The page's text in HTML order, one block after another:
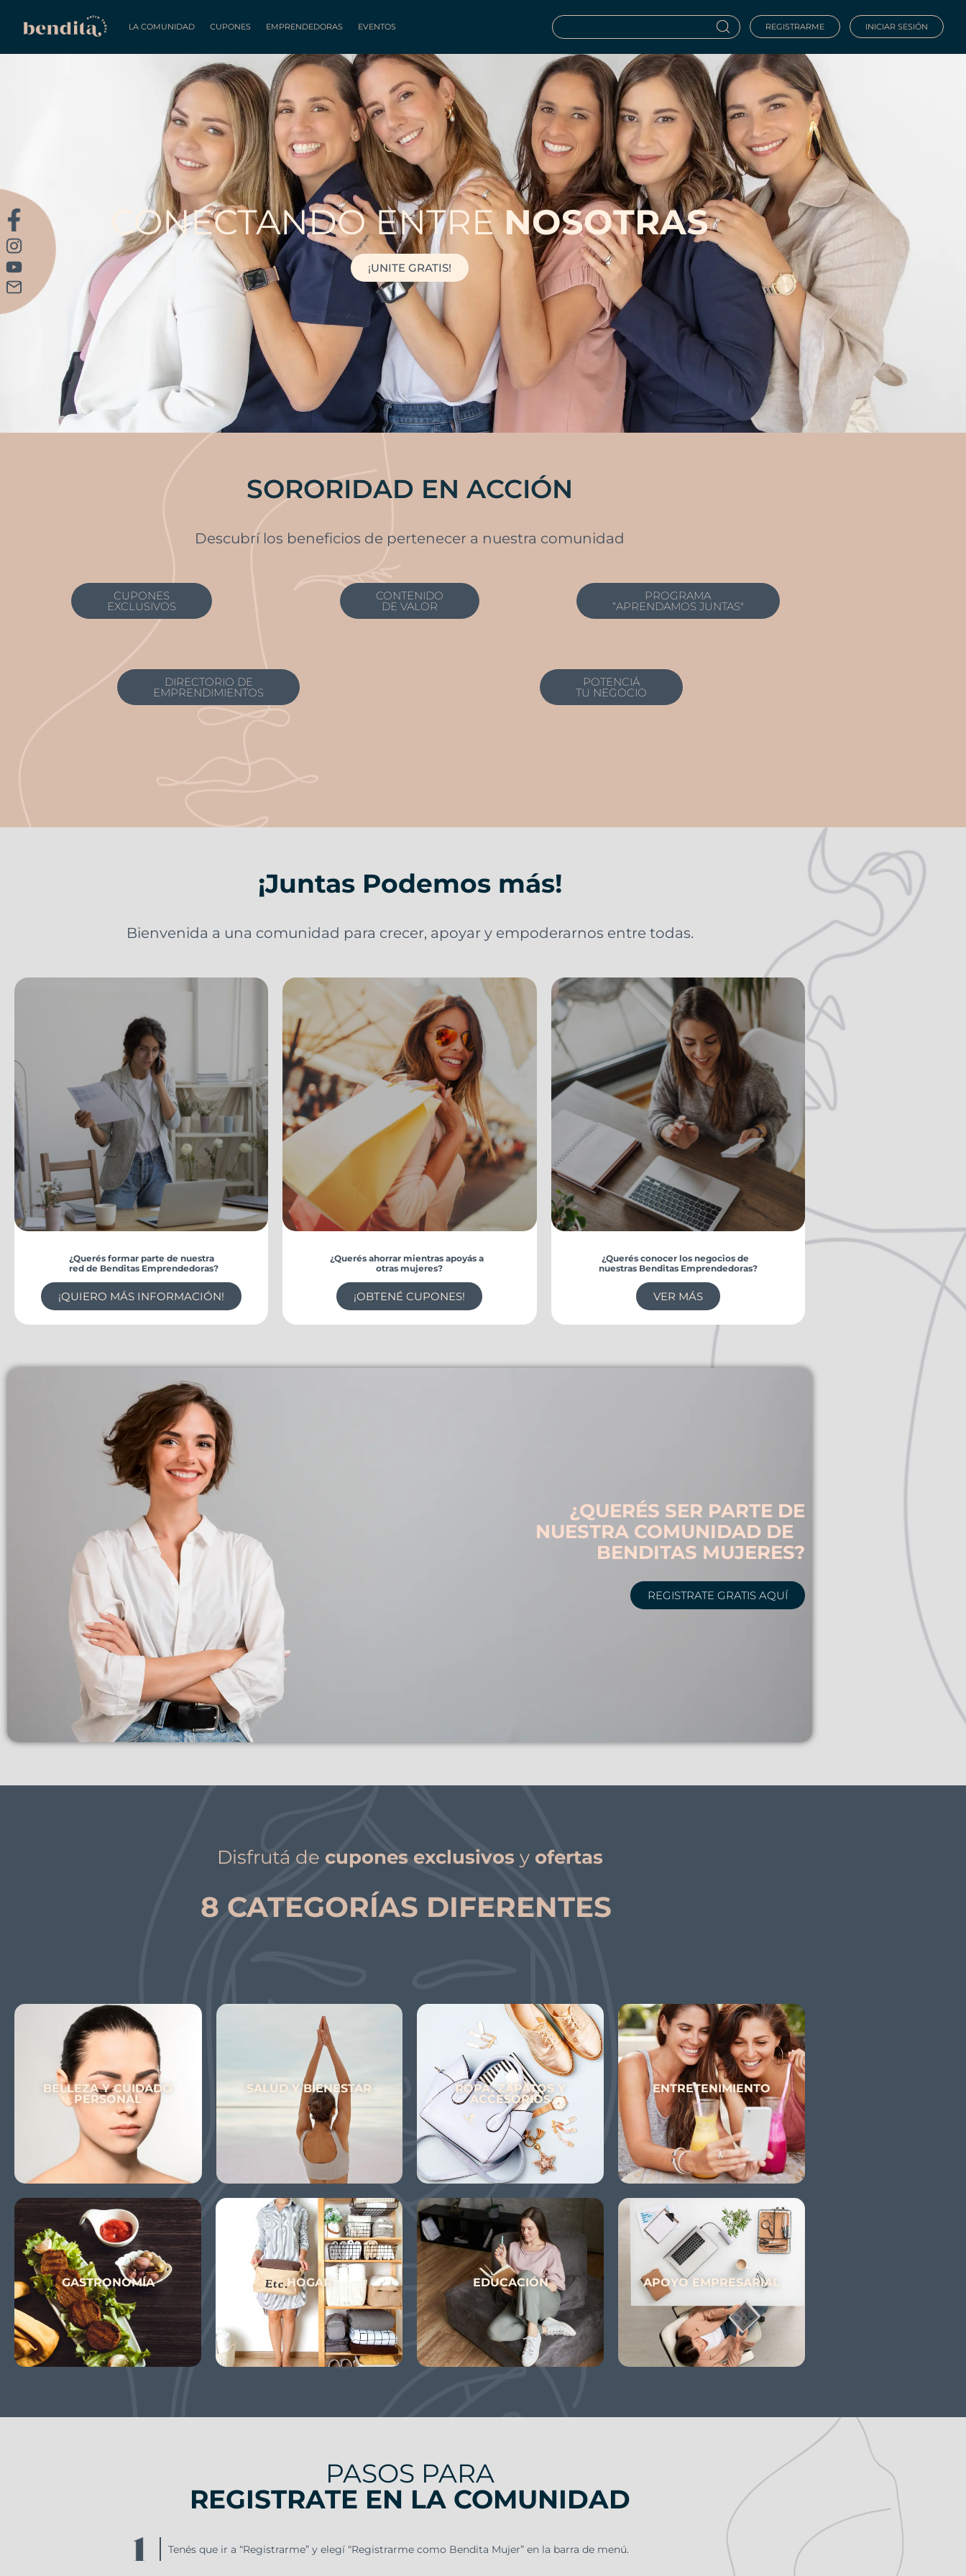
LA COMUNIDAD CUPONES EMPRENDEDORAS EVENTOS REGISTRARME INICIAR SESIÓN
CONECTANDO ENTRENOSOTRAS
¡UNITE GRATIS!
SORORIDAD EN ACCIÓN
Descubrí los beneficios de pertenecer a nuestra comunidad
CUPONES
EXCLUSIVOS
CONTENIDO
DE VALOR
PROGRAMA
“APRENDAMOS JUNTAS"
DIRECTORIO DE
EMPRENDIMIENTOS
POTENCIÁ
TU NEGOCIO
¡Juntas Podemos más!
Bienvenida a una comunidad para crecer, apoyar y empoderarnos entre todas.
¿Querés formar parte de nuestra
red de Benditas Emprendedoras?
¡QUIERO MÁS INFORMACIÓN!
¿Querés ahorrar mientras apoyás a
otras mujeres?
¡OBTENÉ CUPONES!
¿Querés conocer los negocios de
nuestras Benditas Emprendedoras?
VER MÁS
¿QUERÉS SER PARTE DE
NUESTRA COMUNIDAD DE
BENDITAS MUJERES?
REGISTRATE GRATIS AQUÍ
Disfrutá de cupones exclusivos y ofertas
8 CATEGORÍAS DIFERENTES
BELLEZA Y CUIDADO
PERSONAL
SALUD Y BIENESTAR ROPA, ZAPATOS Y
ACCESORIOS
ENTRETENIMIENTO
GASTRONOMÍA HOGAR EDUCACIÓN APOYO EMPRESARIAL
PASOS PARA
REGISTRATE EN LA COMUNIDAD
Tenés que ir a “Registrarme” y elegí “Registrarme como Bendita Mujer” en la barra de menú.